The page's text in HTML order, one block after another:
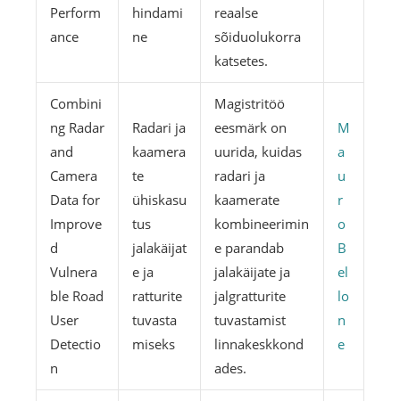
Perform
ance
hindami
ne
reaalse
sõiduolukorra
katsetes.
Combini
ng Radar
and
Camera
Data for
Improve
d
Vulnera
ble Road
User
Detectio
n
Radari ja
kaamera
te
ühiskasu
tus
jalakäijat
e ja
ratturite
tuvasta
miseks
Magistritöö
eesmärk on
uurida, kuidas
radari ja
kaamerate
kombineerimin
e parandab
jalakäijate ja
jalgratturite
tuvastamist
linnakeskkond
ades.
M
a
u
r
o
B
el
lo
n
e